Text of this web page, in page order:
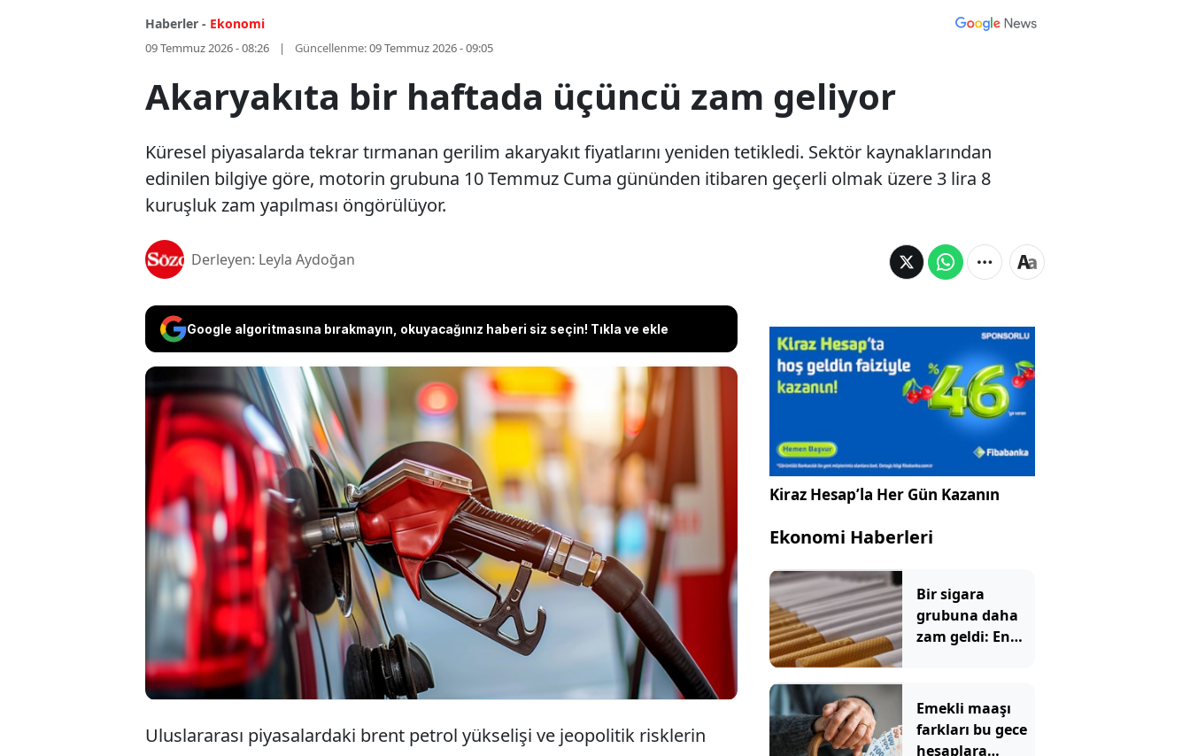
Haberler - Ekonomi
09 Temmuz 2026 - 08:26 Güncellenme:09 Temmuz 2026 - 09:05
Akaryakıta bir haftada üçüncü zam geliyor
Küresel piyasalarda tekrar tırmanan gerilim akaryakıt fiyatlarını yeniden tetikledi. Sektör kaynaklarından
edinilen bilgiye göre, motorin grubuna 10 Temmuz Cuma gününden itibaren geçerli olmak üzere 3 lira 8
kuruşluk zam yapılması öngörülüyor.
Derleyen: Leyla Aydoğan
Google algoritmasına bırakmayın, okuyacağınız haberi siz seçin! Tıkla ve ekle
Küresel piyasalarda tekrar tırmanan gerilim akaryakıt fiyatlarını
yeniden tetikledi. Sektör kaynaklarından edinilen bilgiye göre,
motorin grubuna 10 Temmuz Cuma gününden itibaren geçerli
olmak üzere 3 lira 8 kuruşluk zam yapılması öngörülüyor.
Uluslararası piyasalardaki brent petrol yükselişi ve jeopolitik risklerin
Kiraz Hesap’la Her Gün Kazanın
Ekonomi Haberleri
Bir sigara
grubuna daha
zam geldi: En
Emekli maaşı
farkları bu gece
hesaplara